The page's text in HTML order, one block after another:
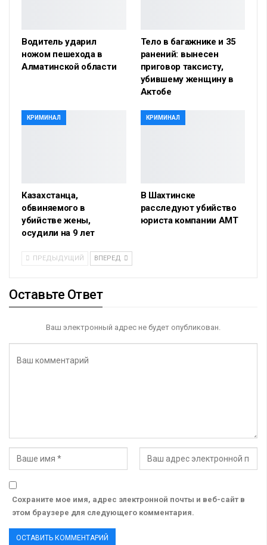
Водитель ударил
ножом пешехода в
Алматинской области
Тело в багажнике и 35
ранений: вынесен
приговор таксисту,
убившему женщину в
Актобе
КРИМИНАЛ
Казахстанца,
обвиняемого в
убийстве жены,
осудили на 9 лет
КРИМИНАЛ
В Шахтинске
расследуют убийство
юриста компании АМТ
ПРЕДЫДУЩИЙ ВПЕРЕД
Оставьте Ответ
Ваш электронный адрес не будет опубликован.
Сохраните мое имя, адрес электронной почты и веб-сайт в
этом браузере для следующего комментария.